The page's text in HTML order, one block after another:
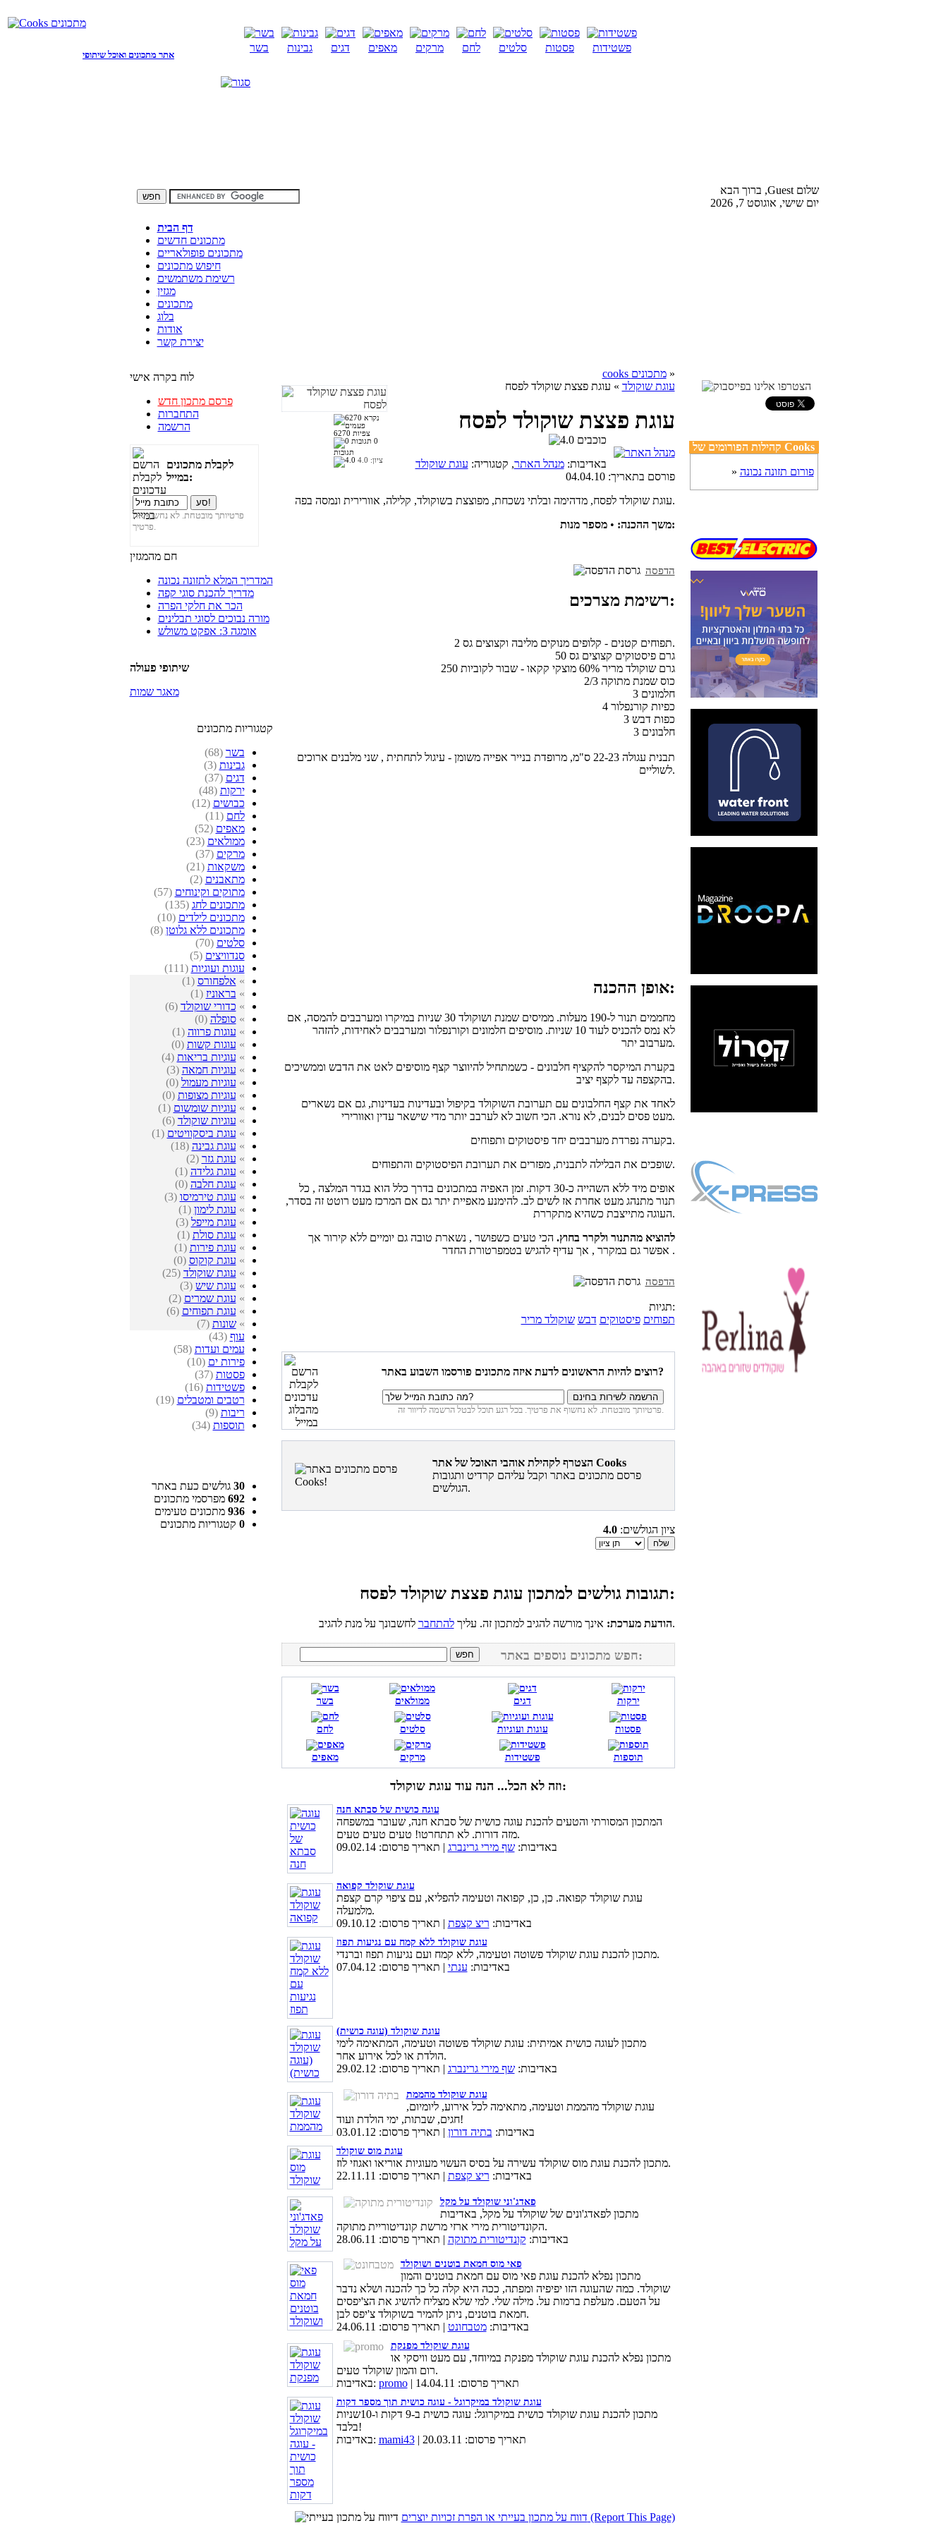
אתר מתכונים ואוכל שיתופי
בשר גבינות דגים מאפים מרקים לחם סלטים פסטות פשטידות
שלום Guest, ברוך הבא
יום שישי, אוגוסט 7, 2026
דף הבית
מתכונים חדשים
מתכונים פופולאריים
חיפוש מתכונים
רשימת משתמשים
מגזין
מתכונים
בלוג
אודות
יצירת קשר
לוח בקרה אישי
פרסם מתכון חדש
התחברות
הרשמה
לקבלת מתכונים
במייל:
פרטיותך מובטחת. לא נחשוף את
פרטיך.
חם מהמגזין
המדריך המלא לתזונה נכונה
מדריך להכנת סוגי קפה
הכר את חלקי הפרה
מורה נבוכים לסוגי תבלינים
אומגה 3: אפקט משולש
שיתופי פעולה
מאגר שמות
קטגוריות מתכונים
בשר (68)
גבינות (3)
דגים (37)
ירקות (48)
כבושים (12)
לחם (11)
מאפים (52)
ממולאים (23)
מרקים (37)
משקאות (21)
מתאבנים (2)
מתוקים וקינוחים (57)
מתכונים לחג (135)
מתכונים לילדים (10)
מתכונים ללא גלוטן (8)
סלטים (70)
סנדוויצים (5)
עוגות ועוגיות (111)
» אלפחורס (1)
» בראוניז (1)
» כדורי שוקולד (6)
»סופלה (0)
» עוגות פרווה (1)
» עוגות קשות (0)
» עוגיות בריאות (4)
» עוגיות חמאה (3)
» עוגיות מעמול (0)
» עוגיות מצופות (0)
» עוגיות שומשום (1)
» עוגיות שוקולד (6)
» עוגת ביסקוויטים (1)
» עוגת גבינה (18)
» עוגת גזר (2)
» עוגת גלידה (1)
» עוגת חלבה (0)
» עוגת טירמיסו (3)
» עוגת לימון (1)
» עוגת מייפל (3)
» עוגת סולת (1)
» עוגת פירות (1)
» עוגת קוקוס (0)
» עוגת שוקולד (25)
» עוגת שיש (3)
» עוגת שמרים (2)
» עוגת תפוחים (6)
»שונות (7)
עוף (43)
עמים ועדות (58)
פירות ים (10)
פסטות (37)
פשטידות (16)
רטבים ומטבלים (19)
ריבות (9)
תוספות (34)
30 גולשים כעת באתר
692 מפרסמי מתכונים
936 מתכונים טעימים
0 קטגוריות מתכונים
6270 צפיות
0
תגובות
ציון: 4.0
cooks מתכונים»
עוגת שוקולד » עוגת פצצת שוקולד לפסח
עוגת פצצת שוקולד לפסח
באדיבות:מנהל האתר, קטגוריה: עוגת שוקולד
פורסם בתאריך:04.04.10
עוגת שוקולד לפסח, מדהימה ובלתי נשכחת, מפוצצת בשוקולד, קלילה, אוורירית ונמסה בפה.
משך ההכנה: • מספר מנות:
הדפסה
רשימת מצרכים:
2 תפוחים קטנים - קלופים מנוקים מליבה וקצוצים גס.
50 גרם פיסטוקים קצוצים גס
250 גרם שוקולד מריר 60% מוצקי קקאו - שבור לקוביות
2/3 כוס שמנת מתוקה
3 חלמונים
4 כפיות קורנפלור
3 כפות דבש
3 חלבונים
תבנית עגולה 22-23 ס"מ, מרופדת בנייר אפייה משומן - עיגול לתחתית , שני מלבנים ארוכים
לשוליים.
אופן ההכנה:
מחממים תנור ל-190 מעלות. ממיסים שמנת ושוקולד 30 שניות במיקרו ומערבבים להמסה, אם
לא נמס להכניס לעוד 10 שניות. מוסיפים חלמונים וקורנפלור ומערבבים לאחידות, להזהר
מערבוב יתר.
בקערת המיקסר להקציף חלבונים - כשמתחיל להיווצר קצף מוסיפים לאט את הדבש וממשיכים
בהקצפה עד לקצף יציב.
לאחד את קצף החלבונים עם תערובת השוקולד בקיפול ובעדינות בעדינות, גם אם נשארים
מעט פסים לבנים, לא נורא. הכי חשוב לא לערבב יותר מדי שישאר עדין ואוורירי.
בקערה נפרדת מערבבים יחד פיסטוקים ותפוחים.
שופכים את הבלילה לתבנית, מפזרים את תערובת הפיסטוקים והתפוחים.
אופים מיד ללא השהייה כ-30 דקות. זמן האפיה במתכונים בדרך כלל הוא בגדר המלצה , כל
תנור מתנהג מעט אחרת אז לשים לב. להימנע מאפיית יתר גם אם המרכז מעט רוטט זה בסדר,
העוגה מתייצבת כשהיא מתקררת.
להוציא מהתנור ולקרר בחוץ. הכי טעים כשפושר , נשארת טובה גם יומיים ללא קירור אך
אפשר גם במקרר , אך עדיף להגיש בטמפרטורת החדר .
הדפסה
תגיות:
תפוחים פיסטוקים דבש שוקולד מריר
רוצים להיות הראשונים לדעת איזה מתכונים פורסמו השבוע באתר?
פרטיותך מובטחת. לא נחשוף את פרטיך. בכל רגע תוכל לבטל הרשמה לדיוור זה.
הצטרף לקהילת אוהבי האוכל של אתר Cooks
פרסם מתכונים באתר וקבל עליהם קרדיט ותגובות
הגולשים.
ציון הגולשים:4.0
תגובות גולשים למתכון עוגת פצצת שוקולד לפסח:
הודעת מערכת: אינך מורשה להגיב למתכון זה. עליךלהתחבר לחשבונך על מנת להגיב.
חפש מתכונים נוספים באתר:
בשר ממולאים דגים ירקות
לחם סלטים עוגות ועוגיות פסטות
מאפים מרקים פשטידות תוספות
וזה לא הכל... הנה עוד עוגת שוקולד:
עוגה כושית של סבתא חנה
המתכון המסורתי והטעים להכנת עוגה כושית של סבתא חנה, שעובר במשפחה
מזה דורות. לא תתחרטו! טעים טעים טעים.
באדיבות:שף מירי גרינברג | תאריך פרסום: 09.02.14
עוגת שוקולד קפואה
עוגת שוקולד קפואה. כן, כן, קפואה וטעימה להפליא, עם ציפוי קרם קצפת
מלמעלה.
באדיבות: ריצ קצפת | תאריך פרסום: 09.10.12
עוגת שוקולד ללא קמח עם נגיעות תפוז
מתכון להכנת עוגת שוקולד פשוטה וטעימה, ללא קמח ועם נגיעות תפוז וברנדי.
באדיבות: ענתי | תאריך פרסום: 07.04.12
עוגת שוקולד (עוגה כושית)
מתכון לעוגה כושית אמיתית: עוגת שוקולד פשוטה וטעימה, המתאימה לימי
הולדת או לכל אירוע אחר.
באדיבות:שף מירי גרינברג | תאריך פרסום: 29.02.12
עוגת שוקולד מהממת
עוגת שוקולד מהממת וטעימה, מתאימה לכל אירוע, ליומיום,
חגים, שבתות, ימי הולדת ועוד!
באדיבות: בתיה דורון | תאריך פרסום: 03.01.12
עוגת מוס שוקולד
מתכון להכנת עוגת מוס שוקולד עשירה על בסיס העשוי מעוגיות אוריאו ואגוזי לוז.
באדיבות: ריצ קצפת | תאריך פרסום: 22.11.11
פאדג'וני שוקולד על מקל
מתכון לפאדג'ונים של שוקולד על מקל, באדיבות
הקונדיטורית מירי ארזי מרשת קונדיטוריית מתוקה.
באדיבות: קונדיטורית מתוקה | תאריך פרסום: 28.06.11
פאי מוס חמאת בוטנים ושוקולד
מתכון נפלא להכנת עוגת פאי מוס עם חמאת בוטנים והמון
שוקולד. כמה שהעוגה הזו יפיפיה ומפתה, ככה היא קלה כל כך להכנה ושלא נדבר
על הטעם. מעלפת ברמות על. מילה שלי. למי שלא מצליח להשיג את הצ'יפסים
חמאת בוטנים, ניתן להמיר בשוקולד צ'יפס לבן.
באדיבות:מטבחונט | תאריך פרסום: 24.06.11
עוגת שוקולד מפנקת
מתכון נפלא להכנת עוגת שוקולד מפנקת במיוחד, עם מעט וויסקי או
רום והמון שוקולד טעים.
באדיבות: promo | תאריך פרסום: 14.04.11
עוגת שוקולד במיקרוגל - עוגה כושית תוך מספר דקות
מתכון להכנת עוגת שוקולד כושית במיקרוגל: עוגה כושית ב-9 דקות ו-10שניות
בלבד!
באדיבות: mami43 | תאריך פרסום: 20.03.11
דווח על מתכון בעייתי או הפרת זכויות יוצרים (Report This Page)
קהילות הפורומים של Cooks
» פורום תזונה נכונה